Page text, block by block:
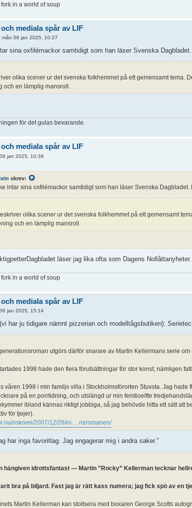
in a world of soup
mediala spår av LIF
mån 06 jan 2025, 10:27
sina oxfilémackor samtidigt som han läser Svenska
olika scener ur det svenska folkhemmet på ett gemensamt tema.
och en lämplig mansroll.
för det gulas bevarande.
mediala spår av LIF
jan 2025, 10:39
skrev:
intar sina oxfilémackor samtidigt som han läser Svenska
olika scener ur det svenska folkhemmet på ett gemensamt
och en lämplig mansroll.
läser jag lika ofta som Dagens Nollåttanyheter.
fork in a world of soup
mediala spår av LIF
jan 2025, 15:14
har ju tidigare nämnt pizzerian och modelltågsbutiken):
utgörs därför snarare av Martin Kellermans serie
1998 hade den flera förutsättningar för stor konst; nämligen
våren 1998 i min familjs villa i Stockholmsförorten Stuvsta. Jag
på en porrtidning, och utslängd ur min femtioelfte
ibland kännas riktigt jobbiga, så jag behövde hitta ett sätt att
för tjejer).
oskorei/2007/12/26/ro ... nsromanen/
har inga favoritlag. Jag engagerar mig i andra saker."
hängiven idrottsfantast — Martin ”Rocky” Kellerman tecknar
bra på biljard. Fast jag är rätt kass numera; jag fick spö av en
Martin Kellerman kan stoltsera med boxaren George Scotts